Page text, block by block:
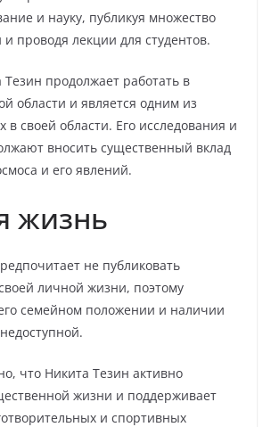
и науку, публикуя множество
и проводя лекции для студентов.
Тезин продолжает работать в
области и является одним из
в своей области. Его исследования и
вносить существенный вклад
и его явлений.
жизнь
не публиковать
личной жизни, поэтому
семейном положении и наличии
что Никита Тезин активно
жизни и поддерживает
и спортивных